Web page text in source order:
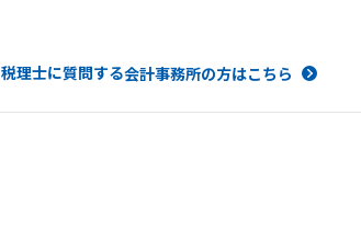
税理士に質問する会計事務所の方はこちら